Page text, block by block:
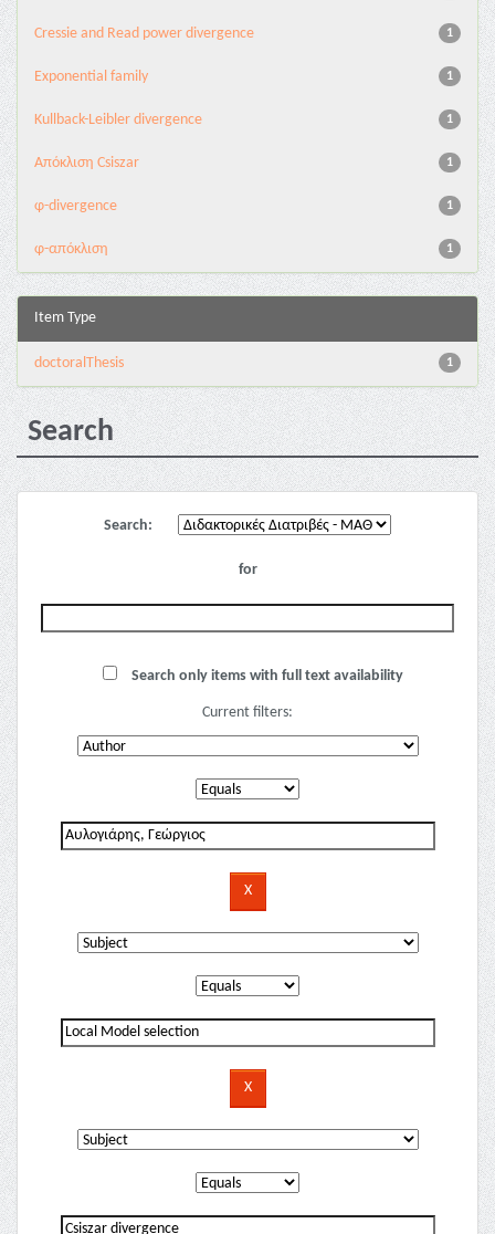
1
Cressie and Read power divergence
1
Exponential family
1
Kullback-Leibler divergence
1
Απόκλιση Csiszar
1
φ-divergence
1
φ-απόκλιση
Item Type
1
doctoralThesis
Search
Search:
for
Search only items with full text availability
Current filters: